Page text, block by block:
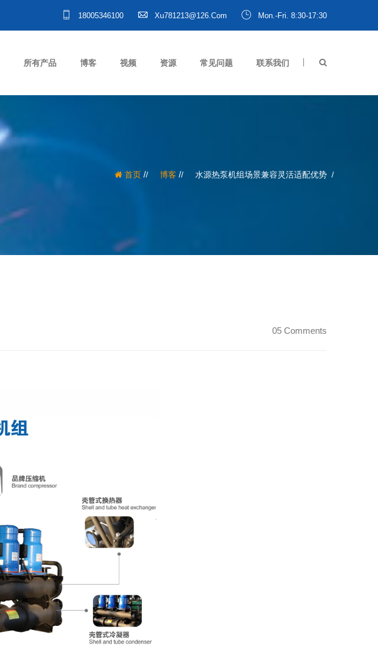
18005346100 Xu781213@126.com Mon.-Fri. 8:30-17:30
所有产品 博客 视频 资源 常见问题 联系我们
首页 / 博客 / 水源热泵机组场景兼容灵活适配优势
05 Comments